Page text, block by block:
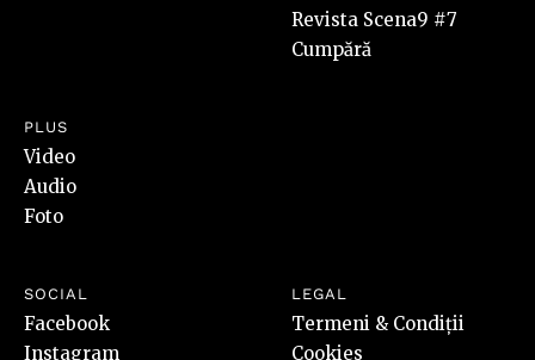
Revista Scena9 #7
Cumpără
PLUS
Video
Audio
Foto
SOCIAL
Facebook
Instagram
LEGAL
Termeni & Condiții
Cookies